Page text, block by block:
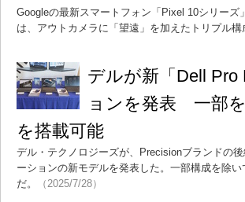
Googleの最新スマートフォン「Pixel 10シリー
は、アウトカメラに「望遠」を加えたトリプル
デルが新「Dell
ョンを発表 一部
を搭載可能
デル・テクノロジーズが、Precisionブランドの
ーションの新モデルを発表した。一部構成を除
だ。
（2025/7/28）